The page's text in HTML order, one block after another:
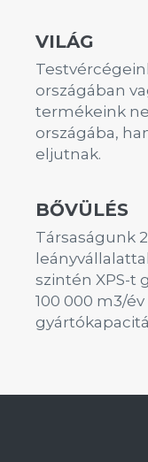
VILÁG
országában
termékeink
országába,
eljutnak.
BŐVÜLÉS
Társaságunk
szintén XPS-t
100 000 m3/